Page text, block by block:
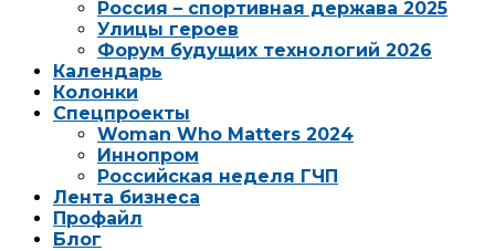
Россия – спортивная держава 2025
Улицы героев
Форум будущих технологий 2026
Календарь
Колонки
Спецпроекты
Woman Who Matters 2024
Иннопром
Российская неделя ГЧП
Лента бизнеса
Профайл
Блог